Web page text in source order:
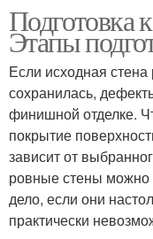
Подготовка
Этапы
Если исходная
сохранилась,
финишной отделке.
покрытие
зависит от
ровные стены можно
дело, если они
практически